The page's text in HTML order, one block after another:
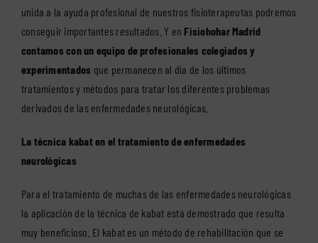
unida a la ayuda profesional de nuestros fisioterapeutas podremos
conseguir importantes resultados. Y en Fisiohohar Madrid
contamos con un equipo de profesionales colegiados y
experimentados que permanecen al día de los últimos
tratamientos y métodos para tratar los diferentes problemas
derivados de las enfermedades neurológicas.
La técnica kabat en el tratamiento de enfermedades
neurológicas
Para el tratamiento de muchas de las enfermedades neurológicas
la aplicación de la técnica de kabat está demostrado que resulta
muy beneficioso. El kabat es un método de rehabilitación que se